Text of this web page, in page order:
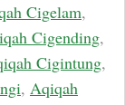
Cigelam,
Cigending,
Cigintung,
, Aqiqah